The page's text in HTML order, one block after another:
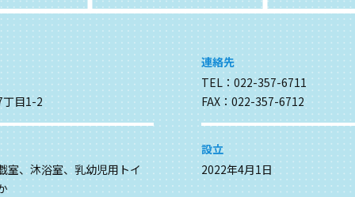
丁目1-2
連絡先
TEL：022-357-6711
FAX：022-357-6712
室、沐浴室、乳幼児用トイ
設立
2022年4月1日